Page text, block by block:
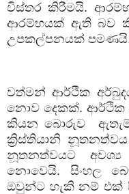
විස්තර කිරීමයි.
ආරම්භයක් ඇති බව
උපකල්පනයක්
වත්මන් ආර්ථික
නොව දෙකක්. ආර්ථික
කියන බොරුව ඇතැම්
ක්‍රිස්තියානි
නූතනත්වයට
නොවෙයි. සිංහල
ඔවුන්ට හැකි නම් එක්